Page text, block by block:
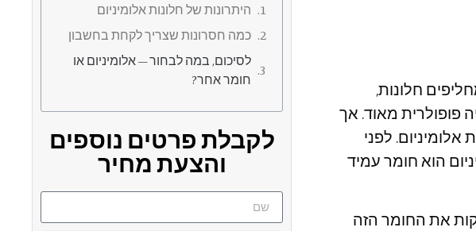
חלונות,
פופולרית מאוד. אך
לפני
הוא חומר עמיד
את החומר הזה
היתרונות של חלונות אלומיניום
כמה חסרונות שצריך לקחת בחשבון
לסיכום, במה לבחור – אלומיניום או
חומר אחר?
לקבלת פרטים נוספים
והצעת מחיר